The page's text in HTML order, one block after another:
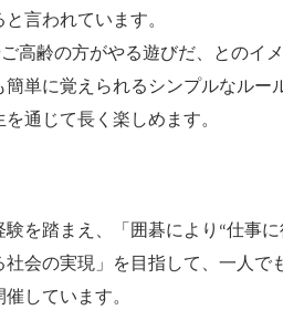
言われています。
高齢の方がやる遊びだ、とのイ
単に覚えられるシンプルなルー
通じて長く楽しめます。
を踏まえ、「囲碁により“仕事
会の実現」を目指して、一人で
しています。